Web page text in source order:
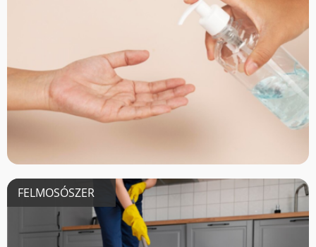
FELMOSÓSZER